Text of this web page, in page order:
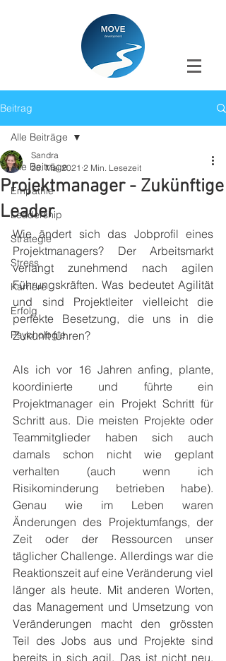
Beitrag
Alle Beiträge
Empathie
Leadership
Strategie
Stress
Karriere
Erfolg
Psychologie
Alle Beiträge
Projektmanager - Zukünftige
Leader
Sandra
28. Mai 2021 2 Min. Lesezeit
Wie ändert sich das Jobprofil eines
Projektmanagers? Der Arbeitsmarkt
verlangt zunehmend nach agilen
Führungskräften. Was bedeutet Agilität
und sind Projektleiter vielleicht die
perfekte Besetzung, die uns in die
Zukunft führen?
Als ich vor 16 Jahren anfing, plante,
koordinierte und führte ein
Projektmanager ein Projekt Schritt für
Schritt aus. Die meisten Projekte oder
Teammitglieder haben sich auch
damals schon nicht wie geplant
verhalten (auch wenn ich
Risikominderung betrieben habe).
Genau wie im Leben waren
Änderungen des Projektumfangs, der
Zeit oder der Ressourcen unser
täglicher Challenge. Allerdings war die
Reaktionszeit auf eine Veränderung viel
länger als heute. Mit anderen Worten,
das Management und Umsetzung von
Veränderungen macht den grössten
Teil des Jobs aus und Projekte sind
bereits in sich agil. Das ist nicht neu.